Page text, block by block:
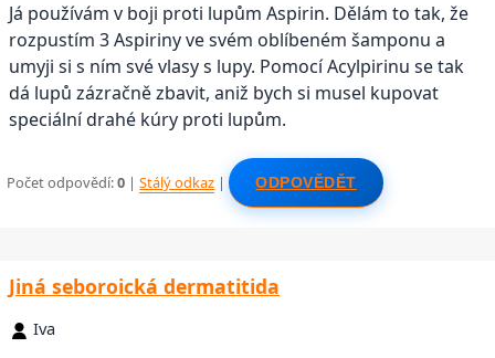
Já používám v boji proti lupům Aspirin. Dělám to tak, že
rozpustím 3 Aspiriny ve svém oblíbeném šamponu a
umyji si s ním své vlasy s lupy. Pomocí Acylpirinu se tak
dá lupů zázračně zbavit, aniž bych si musel kupovat
speciální drahé kúry proti lupům.
Počet odpovědí:0 |Stálý odkaz | ODPOVĚDĚT
Jiná seboroická dermatitida
Iva